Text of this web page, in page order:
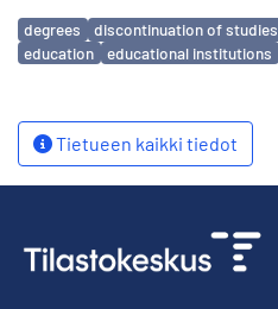
Avainsanat
degrees discontinuation of studies
education
educational institutions
Tietueen kaikki tiedot